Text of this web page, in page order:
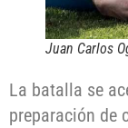
Juan Carlos
La batalla se
preparación de